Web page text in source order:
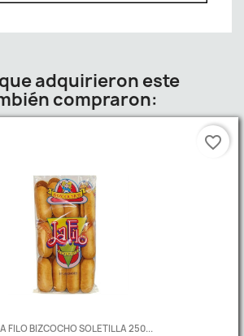
adquirieron este
compraron:
FILO BIZCOCHO SOLETILLA 250...
favorite_border